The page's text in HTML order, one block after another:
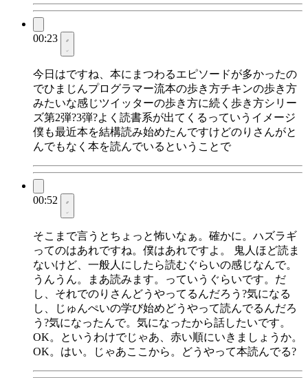
00:23
今日はですね、本にまつわるエピソードが多かったの
でひまじんプログラマー流本の歩き方チキンの歩き方
みたいな感じツイッターの歩き方に続く歩き方シリー
ズ第2弾?3弾?よく読書系が出てくるっていうイメージ
僕も最近本を結構読み始めたんですけどのりさんがと
んでもなく本を読んでいるということで
00:52
そこまで言うとちょっと怖いなぁ。確かに。ハズラギ
ってのはあれですね。僕はあれですよ。 鬼人ほど読ま
ないけど、一般人にしたら読むぐらいの感じなんで。
うんうん。まあ読みます。っていうぐらいです。だ
し、それでのりさんどうやってるんだろう?気になる
し、じゅんぺいの学び始めどうやって読んでるんだろ
う?気になったんで。気になったから話したいです。
OK。というわけでじゃあ、赤い順にいきましょうか。
OK。はい。じゃあここから。どうやって本読んでる?